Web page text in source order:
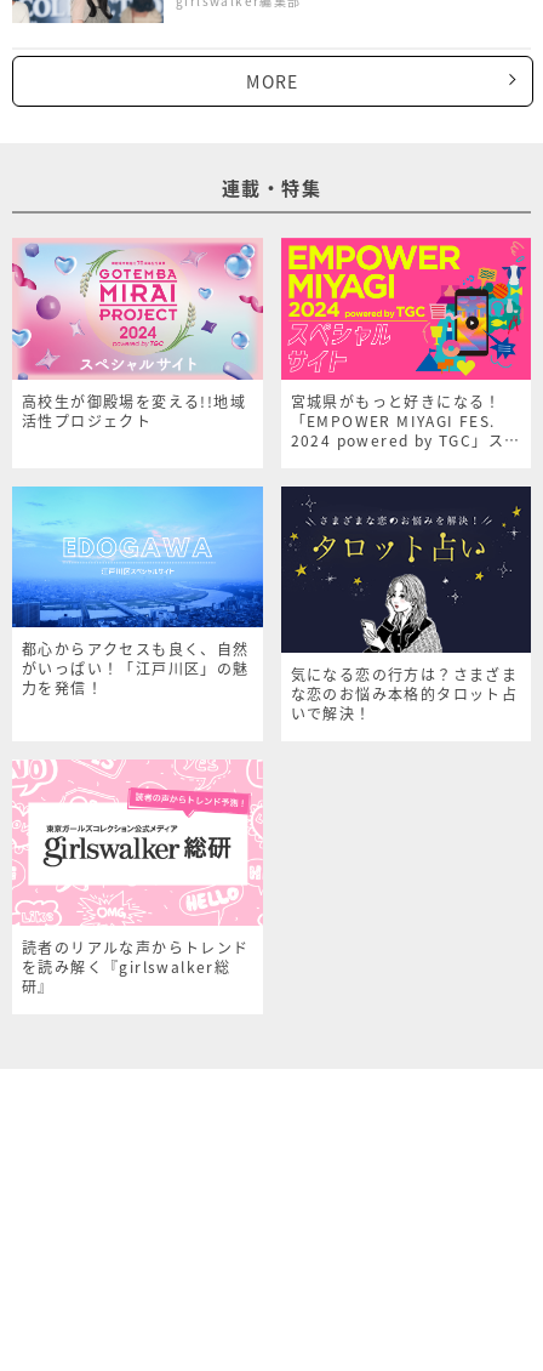
MORE
連載・特集
高校生が御殿場を変える!!地域
活性プロジェクト
宮城県がもっと好きになる！
「EMPOWER MIYAGI FES.
2024 powered by TGC」スペ
都心からアクセスも良く、自然
がいっぱい！「江戸川区」の魅
力を発信！
気になる恋の行方は？さまざま
な恋のお悩み本格的タロット占
いで解決！
読者のリアルな声からトレンド
を読み解く『girlswalker総
研』